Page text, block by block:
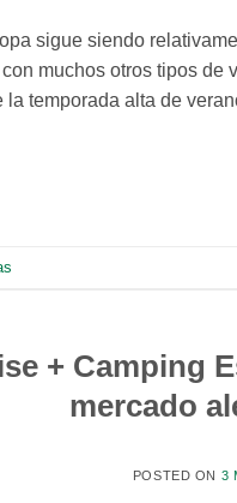
sigue siendo
muchos otros tipos de
la temporada alta de
+ Camping
mercado
POSTED ON 3